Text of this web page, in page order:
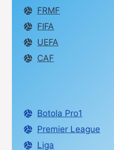
FRMF
FIFA
UEFA
CAF
Botola Pro1
Premier League
Liga